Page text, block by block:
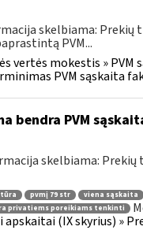
skelbiama:
PVM...
vertės mokestis » PVM
PVM sąskaita
bendra PVM
skelbiama:
pvmį 79 str viena sąskaita
privatiems poreikiams tenkinti
apskaitai (IX skyrius) »